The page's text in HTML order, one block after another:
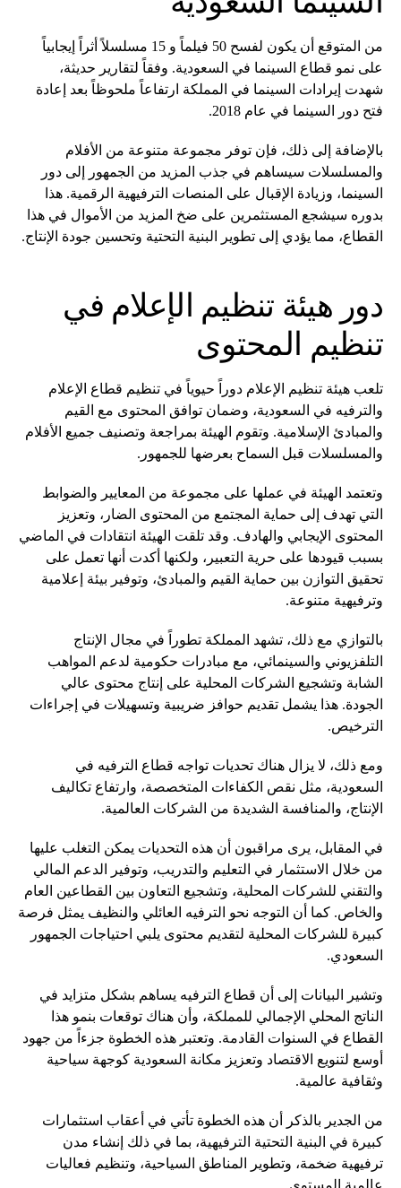
من المتوقع أن يكون لفسح 50 فيلماً و 15 مسلسلاً أثراً إيجابياً
على نمو قطاع السينما في السعودية. وفقاً لتقارير حديثة،
شهدت إيرادات السينما في المملكة ارتفاعاً ملحوظاً بعد إعادة
فتح دور السينما في عام 2018.
بالإضافة إلى ذلك، فإن توفر مجموعة متنوعة من الأفلام
والمسلسلات سيساهم في جذب المزيد من الجمهور إلى دور
السينما، وزيادة الإقبال على المنصات الترفيهية الرقمية. هذا
بدوره سيشجع المستثمرين على ضخ المزيد من الأموال في هذا
القطاع، مما يؤدي إلى تطوير البنية التحتية وتحسين جودة الإنتاج.
دور هيئة تنظيم الإعلام في
تنظيم المحتوى
تلعب هيئة تنظيم الإعلام دوراً حيوياً في تنظيم قطاع الإعلام
والترفيه في السعودية، وضمان توافق المحتوى مع القيم
والمبادئ الإسلامية. وتقوم الهيئة بمراجعة وتصنيف جميع الأفلام
والمسلسلات قبل السماح بعرضها للجمهور.
وتعتمد الهيئة في عملها على مجموعة من المعايير والضوابط
التي تهدف إلى حماية المجتمع من المحتوى الضار، وتعزيز
المحتوى الإيجابي والهادف. وقد تلقت الهيئة انتقادات في الماضي
بسبب قيودها على حرية التعبير، ولكنها أكدت أنها تعمل على
تحقيق التوازن بين حماية القيم والمبادئ، وتوفير بيئة إعلامية
وترفيهية متنوعة.
بالتوازي مع ذلك، تشهد المملكة تطوراً في مجال الإنتاج
التلفزيوني والسينمائي، مع مبادرات حكومية لدعم المواهب
الشابة وتشجيع الشركات المحلية على إنتاج محتوى عالي
الجودة. هذا يشمل تقديم حوافز ضريبية وتسهيلات في إجراءات
الترخيص.
ومع ذلك، لا يزال هناك تحديات تواجه قطاع الترفيه في
السعودية، مثل نقص الكفاءات المتخصصة، وارتفاع تكاليف
الإنتاج، والمنافسة الشديدة من الشركات العالمية.
في المقابل، يرى مراقبون أن هذه التحديات يمكن التغلب عليها
من خلال الاستثمار في التعليم والتدريب، وتوفير الدعم المالي
والتقني للشركات المحلية، وتشجيع التعاون بين القطاعين العام
والخاص. كما أن التوجه نحو الترفيه العائلي والنظيف يمثل فرصة
كبيرة للشركات المحلية لتقديم محتوى يلبي احتياجات الجمهور
السعودي.
وتشير البيانات إلى أن قطاع الترفيه يساهم بشكل متزايد في
الناتج المحلي الإجمالي للمملكة، وأن هناك توقعات بنمو هذا
القطاع في السنوات القادمة. وتعتبر هذه الخطوة جزءاً من جهود
أوسع لتنويع الاقتصاد وتعزيز مكانة السعودية كوجهة سياحية
وثقافية عالمية.
من الجدير بالذكر أن هذه الخطوة تأتي في أعقاب استثمارات
كبيرة في البنية التحتية الترفيهية، بما في ذلك إنشاء مدن
ترفيهية ضخمة، وتطوير المناطق السياحية، وتنظيم فعاليات
عالمية المستوى.